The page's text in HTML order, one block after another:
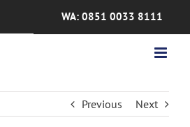
WA: 0851 0033 8111
Previous Next